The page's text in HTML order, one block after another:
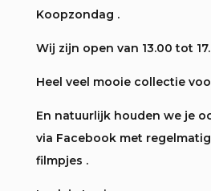
Koopzondag .
Wij zijn open van 13.00 tot
Heel veel mooie collectie
En natuurlijk houden we je
via Facebook met
filmpjes .